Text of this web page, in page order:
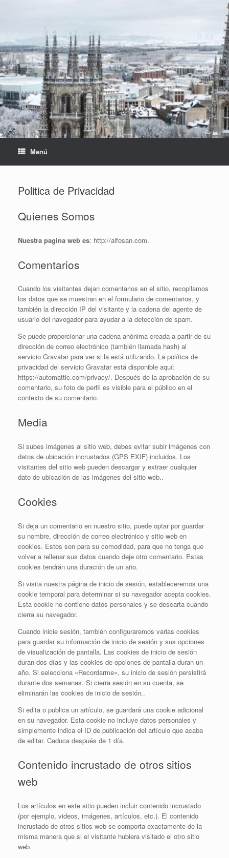
¡Llámanos!
Menú
Politica de Privacidad
Quienes Somos
Nuestra pagina web es: http://alfosan.com.
Comentarios
Cuando los visitantes dejan comentarios en el sitio, recopilamos
los datos que se muestran en el formulario de comentarios, y
también la dirección IP del visitante y la cadena del agente de
usuario del navegador para ayudar a la detección de spam.
Se puede proporcionar una cadena anónima creada a partir de su
dirección de correo electrónico (también llamada hash) al
servicio Gravatar para ver si la está utilizando. La política de
privacidad del servicio Gravatar está disponible aquí:
https://automattic.com/privacy/. Después de la aprobación de su
comentario, su foto de perfil es visible para el público en el
contexto de su comentario.
Media
Si subes imágenes al sitio web, debes evitar subir imágenes con
datos de ubicación incrustados (GPS EXIF) incluidos. Los
visitantes del sitio web pueden descargar y extraer cualquier
dato de ubicación de las imágenes del sitio web..
Cookies
Si deja un comentario en nuestro sitio, puede optar por guardar
su nombre, dirección de correo electrónico y sitio web en
cookies. Estos son para su comodidad, para que no tenga que
volver a rellenar sus datos cuando deje otro comentario. Estas
cookies tendrán una duración de un año.
Si visita nuestra página de inicio de sesión, estableceremos una
cookie temporal para determinar si su navegador acepta cookies.
Esta cookie no contiene datos personales y se descarta cuando
cierra su navegador.
Cuando inicie sesión, también configuraremos varias cookies
para guardar su información de inicio de sesión y sus opciones
de visualización de pantalla. Las cookies de inicio de sesión
duran dos días y las cookies de opciones de pantalla duran un
año. Si selecciona «Recordarme», su inicio de sesión persistirá
durante dos semanas. Si cierra sesión en su cuenta, se
eliminarán las cookies de inicio de sesión..
Si edita o publica un artículo, se guardará una cookie adicional
en su navegador. Esta cookie no incluye datos personales y
simplemente indica el ID de publicación del artículo que acaba
de editar. Caduca después de 1 día.
Contenido incrustado de otros sitios
web
Los artículos en este sitio pueden incluir contenido incrustado
(por ejemplo, videos, imágenes, artículos, etc.). El contenido
incrustado de otros sitios web se comporta exactamente de la
misma manera que si el visitante hubiera visitado el otro sitio
web.